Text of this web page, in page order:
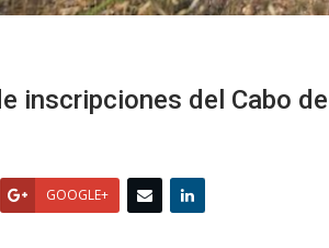
inscripciones del Cabo
GOOGLE+